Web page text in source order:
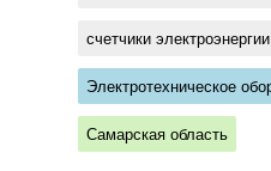
счетчики электроэнергии
Электротехническое
Самарская область